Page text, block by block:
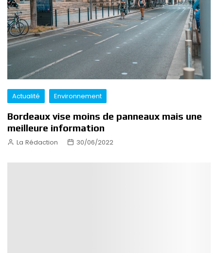
Actualité Environnement
Bordeaux vise moins de panneaux mais une
meilleure information
La Rédaction 30/06/2022